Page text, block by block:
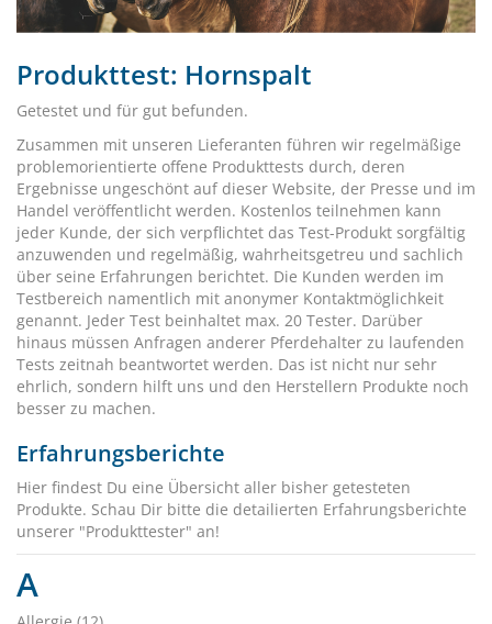
Produkttest: Hornspalt
Getestet und für gut befunden.
Zusammen mit unseren Lieferanten führen wir regelmäßige
problemorientierte offene Produkttests durch, deren
Ergebnisse ungeschönt auf dieser Website, der Presse und im
Handel veröffentlicht werden. Kostenlos teilnehmen kann
jeder Kunde, der sich verpflichtet das Test-Produkt sorgfältig
anzuwenden und regelmäßig, wahrheitsgetreu und sachlich
über seine Erfahrungen berichtet. Die Kunden werden im
Testbereich namentlich mit anonymer Kontaktmöglichkeit
genannt. Jeder Test beinhaltet max. 20 Tester. Darüber
hinaus müssen Anfragen anderer Pferdehalter zu laufenden
Tests zeitnah beantwortet werden. Das ist nicht nur sehr
ehrlich, sondern hilft uns und den Herstellern Produkte noch
besser zu machen.
Erfahrungsberichte
Hier findest Du eine Übersicht aller bisher getesteten
Produkte. Schau Dir bitte die detailierten Erfahrungsberichte
unserer "Produkttester" an!
A